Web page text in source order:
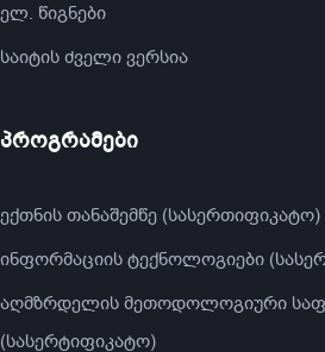
ელ. წიგნები
საიტის ძველი ვერსია
პროგრამები
ექთნის თანაშემწე (სასერთიფიკატო)
ინფორმაციის ტექნოლოგიები
აღმზრდელის მეთოდოლოგიური
(სასერტიფიკატო)